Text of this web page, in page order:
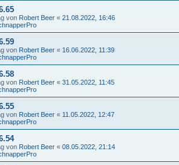
von Robert Beer « 21.08.2022, 16:46
von Robert Beer « 16.06.2022, 11:39
von Robert Beer « 31.05.2022, 11:45
von Robert Beer « 11.05.2022, 12:47
von Robert Beer « 08.05.2022, 21:14